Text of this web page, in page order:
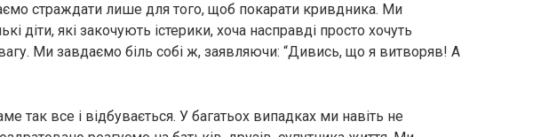
страждати лише для того, щоб покарати кривдника. Ми
діти, які закочують істерики, хоча насправді просто хочуть
Ми завдаємо біль собі ж, заявляючи: “Дивись, що я витворяв! А
так все і відбувається. У багатьох випадках ми навіть не